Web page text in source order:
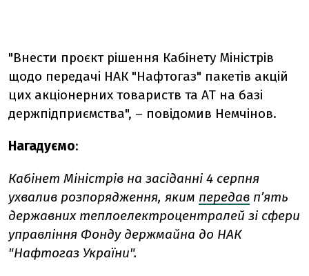
"Внести проєкт рішення Кабінету Міністрів
щодо передачі НАК "Нафтогаз" пакетів акцій
цих акціонерних товариств та АТ на базі
держпідприємства", – повідомив Немчінов.
Нагадуємо:
Кабінет Міністрів на засіданні 4 серпня
ухвалив розпорядження, яким передав п’ять
державних теплоелектроцентралей зі сфери
управління Фонду держмайна до НАК
"Нафтогаз України".